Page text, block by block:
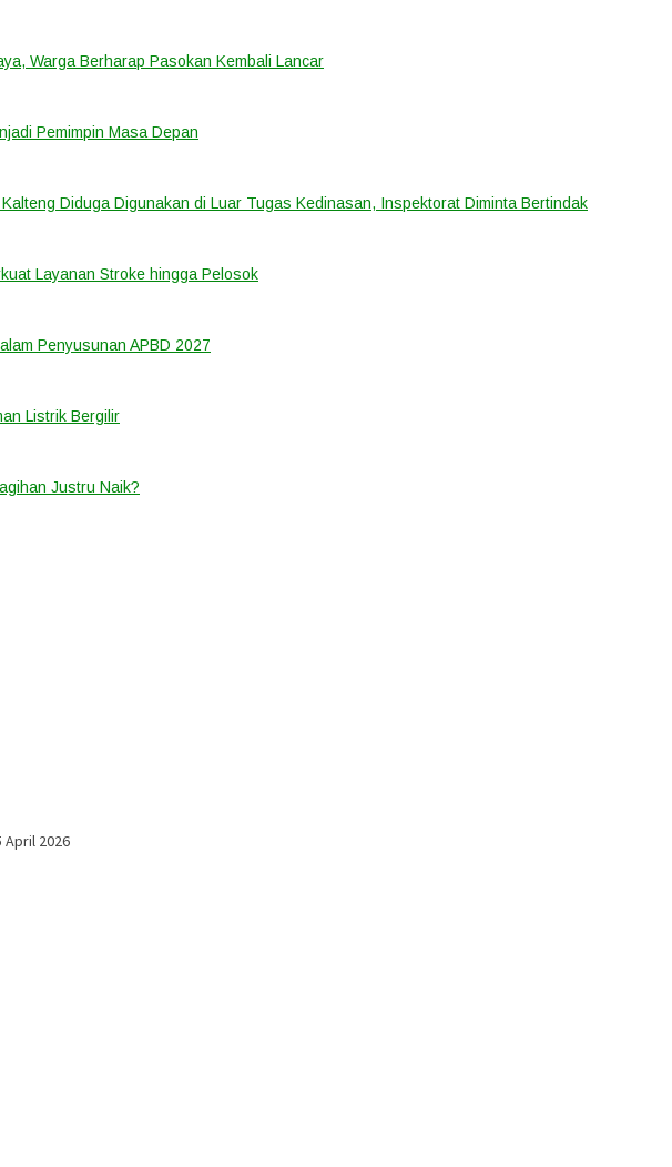
Warga Berharap Pasokan Kembali Lancar
Pemimpin Masa Depan
Diduga Digunakan di Luar Tugas Kedinasan, Inspektorat Diminta Bertindak
Layanan Stroke hingga Pelosok
Penyusunan APBD 2027
Listrik Bergilir
Justru Naik?
April 2026